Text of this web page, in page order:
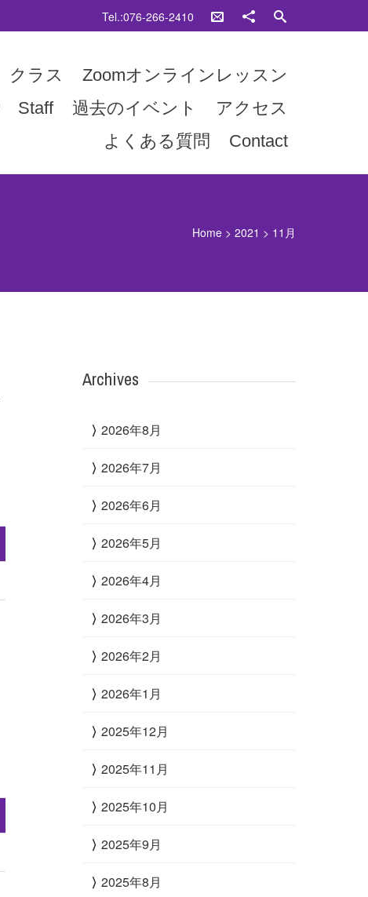
Tel.:076-266-2410
クラス
Zoomオンラインレッスン
Staff 過去のイベント
アクセス
よくある質問
Contact
Home >2021 > 11月
Archives
2026年8月
2026年7月
2026年6月
2026年5月
2026年4月
2026年3月
2026年2月
2026年1月
2025年12月
2025年11月
2025年10月
2025年9月
2025年8月